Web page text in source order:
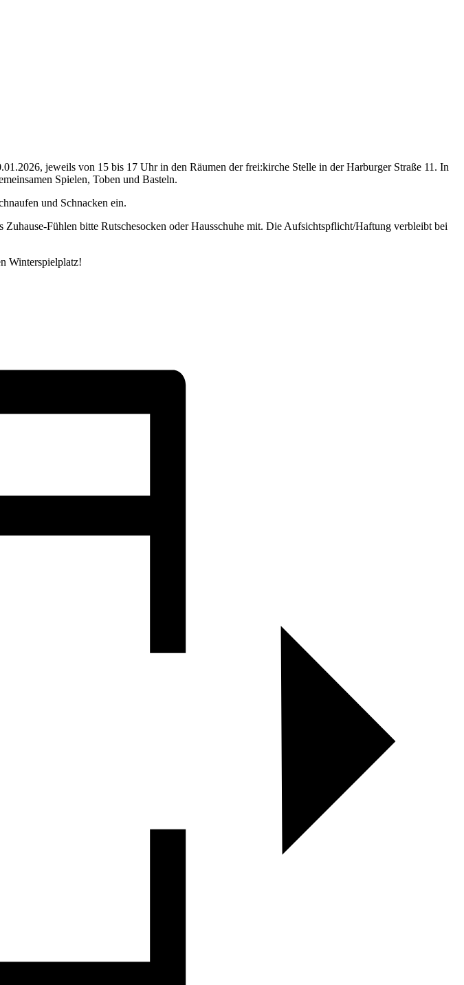
jeweils von 15 bis 17 Uhr in den Räumen der frei:kirche Stelle in der Harburger Straße 11. In
Spielen, Toben und Basteln.
und Schnacken ein.
Fühlen bitte Rutschesocken oder Hausschuhe mit. Die Aufsichtspflicht/Haftung verbleibt bei
Winterspielplatz!